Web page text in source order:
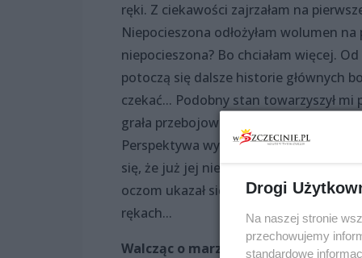
ręki. Z ciekawości zajrzałam na
Niepocieszona odłożyłam wolumen
niepocieszona? Bo chciałam więcej.
potoczą się dalsze historie głównych
czekać... Podobny stan towarzyszył
grała przebojowa radna Adela.
Perspektywa wypatrywania ostatniej
się, że już jej nie przeczytam. Jednak
oczom ukazał się trzeci tom „Sklepiku
rękach...
Walcząc o marzenia
Drogi
Na naszej stronie
przechowujemy
standardowe